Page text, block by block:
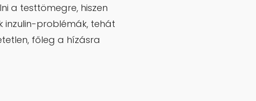
a testtömegre, hiszen
inzulin-problémák, tehát
főleg a hízásra